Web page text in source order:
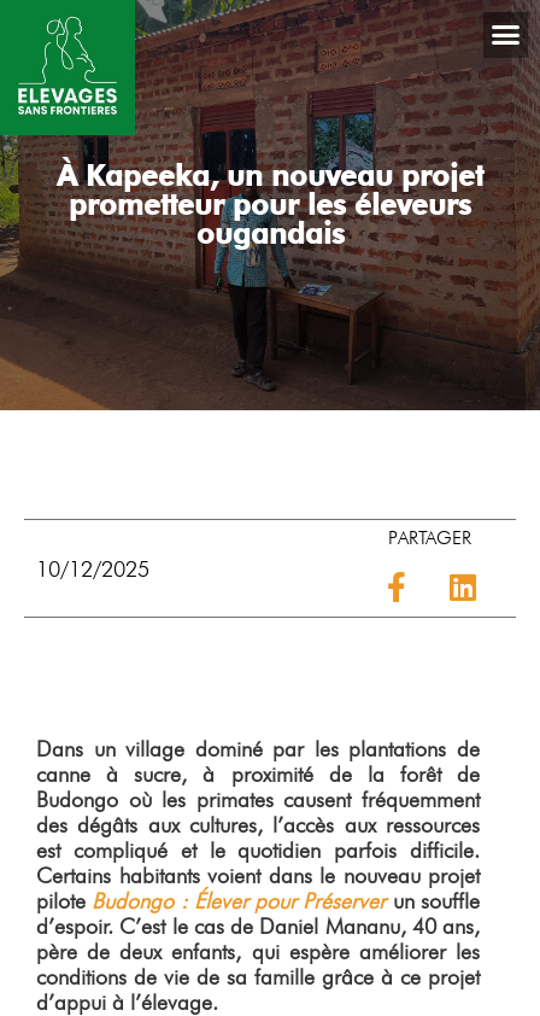
À Kapeeka, un nouveau projet
prometteur pour les éleveurs
ougandais
10/12/2025
PARTAGER
Dans un village dominé par les plantations de
canne à sucre, à proximité de la forêt de
Budongo où les primates causent fréquemment
des dégâts aux cultures, l’accès aux ressources
est compliqué et le quotidien parfois difficile.
Certains habitants voient dans le nouveau projet
pilote Budongo : Élever pour Préserver un souffle
d’espoir. C’est le cas de Daniel Mananu, 40 ans,
père de deux enfants, qui espère améliorer les
conditions de vie de sa famille grâce à ce projet
d’appui à l’élevage.